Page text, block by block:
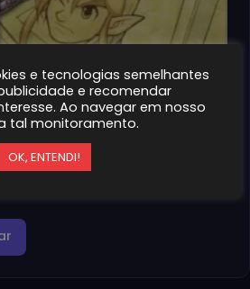
A Link to the Past
jornada épica com The…
e tecnologias semelhantes
e recomendar
Ao navegar em nosso
tal monitoramento.
OK, ENTENDI!